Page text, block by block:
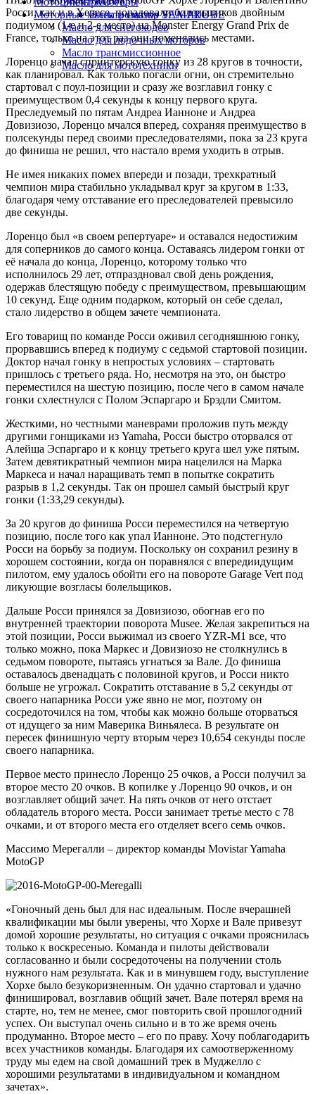
Электромотор SEA-PRO
Моторные масла и смазка YAMALUBE
Масло для снегоходов
Масло для лодочных моторов
Масло трансмиссионное
Масло для мототехники
Росси, как и в Хересе, порадовали болельщиков двойным
подиумом (1-е и 2-е место) на Monster Energy Grand Prix de
France, только на этот раз они поменялись местами.
Лоренцо начал спринтерскую гонку из 28 кругов в точности,
как планировал. Как только погасли огни, он стремительно
стартовал с поул-позиции и сразу же возглавил гонку с
преимуществом 0,4 секунды к концу первого круга.
Преследуемый по пятам Андреа Ианноне и Андреа
Довизиозо, Лоренцо мчался вперед, сохраняя преимущество в
полсекунды перед своими преследователями, пока за 23 круга
до финиша не решил, что настало время уходить в отрыв.
Не имея никаких помех впереди и позади, трехкратный
чемпион мира стабильно укладывал круг за кругом в 1:33,
благодаря чему отставание его преследователей превысило
две секунды.
Лоренцо был «в своем репертуаре» и оставался недостижим
для соперников до самого конца. Оставаясь лидером гонки от
её начала до конца, Лоренцо, которому только что
исполнилось 29 лет, отпраздновал свой день рождения,
одержав блестящую победу с преимуществом, превышающим
10 секунд. Еще одним подарком, который он себе сделал,
стало лидерство в общем зачете чемпионата.
Его товарищ по команде Росси оживил сегодняшнюю гонку,
прорвавшись вперед к подиуму с седьмой стартовой позиции.
Доктор начал гонку в непростых условиях – стартовать
пришлось с третьего ряда. Но, несмотря на это, он быстро
переместился на шестую позицию, после чего в самом начале
гонки схлестнулся с Полом Эспаргаро и Брэдли Смитом.
Жесткими, но честными маневрами проложив путь между
другими гонщиками из Yamaha, Росси быстро оторвался от
Алейша Эспаргаро и к концу третьего круга шел уже пятым.
Затем девятикратный чемпион мира нацелился на Марка
Маркеса и начал наращивать темп в попытке сократить
разрыв в 1,2 секунды. Так он прошел самый быстрый круг
гонки (1:33,29 секунды).
За 20 кругов до финиша Росси переместился на четвертую
позицию, после того как упал Ианноне. Это подстегнуло
Росси на борьбу за подиум. Поскольку он сохранил резину в
хорошем состоянии, когда он поравнялся с впередиидущим
пилотом, ему удалось обойти его на повороте Garage Vert под
ликующие возгласы болельщиков.
Дальше Росси принялся за Довизиозо, обогнав его по
внутренней траектории поворота Musee. Желая закрепиться на
этой позиции, Росси выжимал из своего YZR-M1 все, что
только можно, пока Маркес и Довизиозо не столкнулись в
седьмом повороте, пытаясь угнаться за Вале. До финиша
оставалось двенадцать с половиной кругов, и Росси никто
больше не угрожал. Сократить отставание в 5,2 секунды от
своего напарника Росси уже явно не мог, поэтому он
сосредоточился на том, чтобы как можно больше оторваться
от идущего за ним Маверика Виньялеса. В результате он
пересек финишную черту вторым через 10,654 секунды после
своего напарника.
Первое место принесло Лоренцо 25 очков, а Росси получил за
второе место 20 очков. В копилке у Лоренцо 90 очков, и он
возглавляет общий зачет. На пять очков от него отстает
обладатель второго места. Росси занимает третье место с 78
очками, и от второго места его отделяет всего семь очков.
Массимо Мерегалли – директор команды Movistar Yamaha
MotoGP
«Гоночный день был для нас идеальным. После вчерашней
квалификации мы были уверены, что Хорхе и Вале привезут
домой хорошие результаты, но ситуация с очками прояснилась
только к воскресенью. Команда и пилоты действовали
согласованно и были сосредоточены на получении столь
нужного нам результата. Как и в минувшем году, выступление
Хорхе было безукоризненным. Он удачно стартовал и удачно
финишировал, возглавив общий зачет. Вале потерял время на
старте, но, тем не менее, смог повторить свой прошлогодний
успех. Он выступал очень сильно и в то же время очень
продуманно. Второе место – его по праву. Хочу поблагодарить
всех участников команды. Благодаря их самоотверженному
труду мы едем на свой домашний трек в Муджелло с
хорошими результатами в индивидуальном и командном
зачетах».